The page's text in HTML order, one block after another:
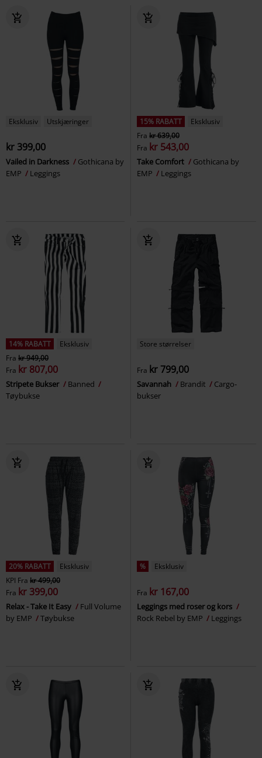
Eksklusiv Utskjæringer
kr 399,00
Vailed in Darkness
Gothicana by
EMP
Leggings
15% RABATT
Eksklusiv
Fra kr 639,00
Fra kr 543,00
Take Comfort
Gothicana by
EMP
Leggings
14% RABATT
Eksklusiv
Fra kr 949,00
Fra kr 807,00
Stripete Bukser
Banned
Tøybukse
Store størrelser
Fra kr 799,00
Savannah Brandit
Cargo-
bukser
20% RABATT
Eksklusiv
KPI Fra kr 499,00
Fra kr 399,00
Relax - Take It Easy
Full Volume
by EMP
Tøybukse
% Eksklusiv
Fra kr 167,00
Leggings med roser og kors
Rock Rebel by EMP
Leggings